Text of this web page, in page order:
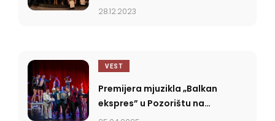
proslavilo 74. rođendan
28.12.2023
VEST
Premijera mjuzikla „Balkan
ekspres” u Pozorištu na
Terazijama